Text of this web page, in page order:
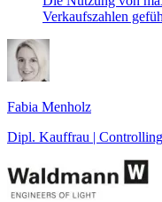
Verkaufszahlen
Fabia Menholz
Dipl. Kauffrau | Controlling